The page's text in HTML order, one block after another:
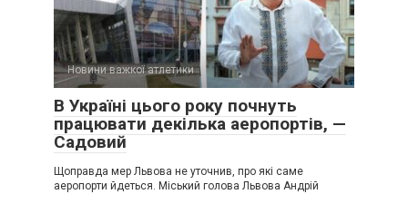
Новини важкої атлетики
В Україні цього року почнуть
працювати декілька аеропортів, —
Садовий
Щоправда мер Львова не уточнив, про які саме
аеропорти йдеться. Міський голова Львова Андрій